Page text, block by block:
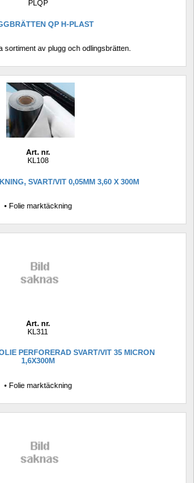
PLQP
QP H-PLAST
sortiment av plugg och odlingsbrätten.
Art. nr.
KL108
SVART/VIT 0,05MM 3,60 X 300M
• Folie marktäckning
Art. nr.
KL311
PERFORERAD SVART/VIT 35 MICRON
1,6X300M
• Folie marktäckning